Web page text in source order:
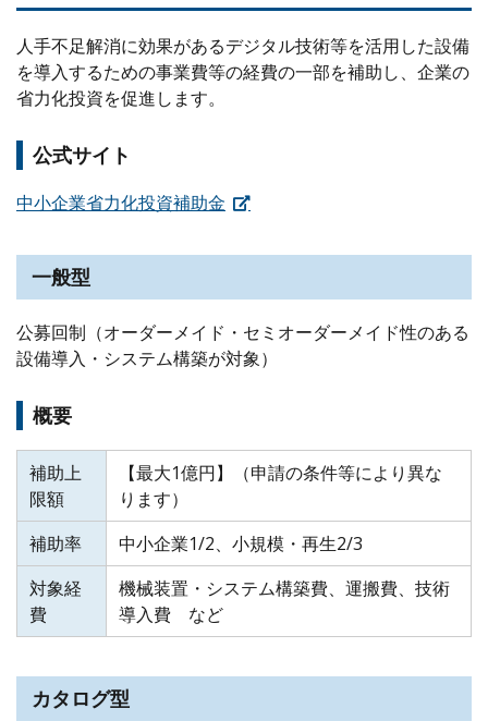
人手不足解消に効果があるデジタル技術等を活用した設備
を導入するための事業費等の経費の一部を補助し、企業の
省力化投資を促進します。
公式サイト
中小企業省力化投資補助金
一般型
公募回制（オーダーメイド・セミオーダーメイド性のある
設備導入・システム構築が対象）
概要
補助上
限額
【最大1億円】（申請の条件等により異な
ります）
補助率
中小企業1/2、小規模・再生2/3
対象経
費
機械装置・システム構築費、運搬費、技術
導入費 など
カタログ型